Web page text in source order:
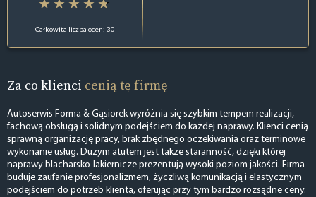
Całkowita liczba ocen: 30
Za co klienci cenią tę firmę
Autoserwis Forma & Gąsiorek wyróżnia się szybkim tempem realizacji,
fachową obsługą i solidnym podejściem do każdej naprawy. Klienci cenią
sprawną organizację pracy, brak zbędnego oczekiwania oraz terminowe
wykonanie usług. Dużym atutem jest także staranność, dzięki której
naprawy blacharsko-lakiernicze prezentują wysoki poziom jakości. Firma
buduje zaufanie profesjonalizmem, życzliwą komunikacją i elastycznym
podejściem do potrzeb klienta, oferując przy tym bardzo rozsądne ceny.